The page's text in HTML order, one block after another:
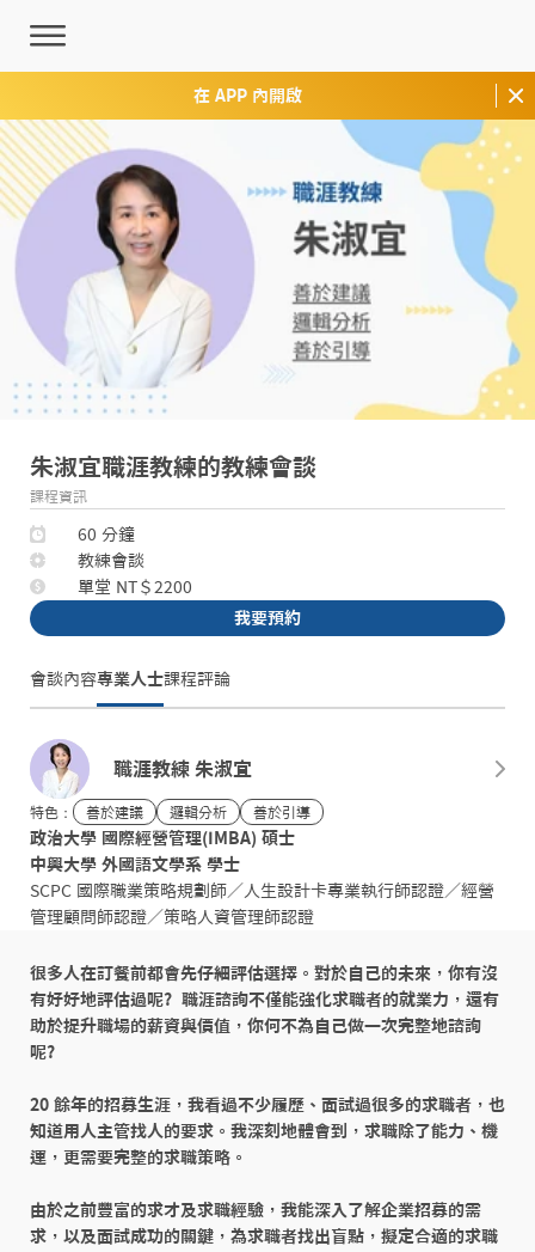
在 APP 內開啟
朱淑宜職涯教練的教練會談
課程資訊
60 分鐘
教練會談
單堂 NT＄2200
我要預約
會談內容專業人士課程評論
職涯教練 朱淑宜
特色： 善於建議 邏輯分析 善於引導
政治大學 國際經營管理(IMBA) 碩士
中興大學 外國語文學系 學士
SCPC 國際職業策略規劃師／人生設計卡專業執行師認證／經營
管理顧問師認證／策略人資管理師認證
很多人在訂餐前都會先仔細評估選擇。對於自己的未來，你有沒
有好好地評估過呢?  職涯諮詢不僅能強化求職者的就業力，還有
助於提升職場的薪資與價值，你何不為自己做一次完整地諮詢
呢?
20 餘年的招募生涯，我看過不少履歷、面試過很多的求職者，也
知道用人主管找人的要求。我深刻地體會到，求職除了能力、機
運，更需要完整的求職策略。
由於之前豐富的求才及求職經驗，我能深入了解企業招募的需
求，以及面試成功的關鍵，為求職者找出盲點，擬定合適的求職